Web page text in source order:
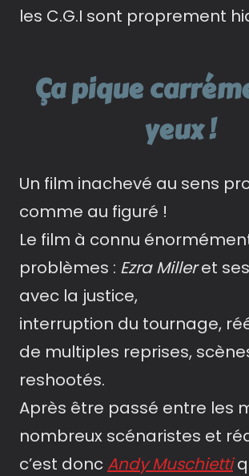
les C.G.I sont proprement
Çapique
yeux !
Un film inachevé au sens
comme au figuré !
Le film à connu
problèmes : Ezra Milleret
avec la justice,
interruption du tournage,
de multiples reprises,
reshootés.
Après être passé entre les
nombreux scénaristes et
c’est donc Andy Muschietti